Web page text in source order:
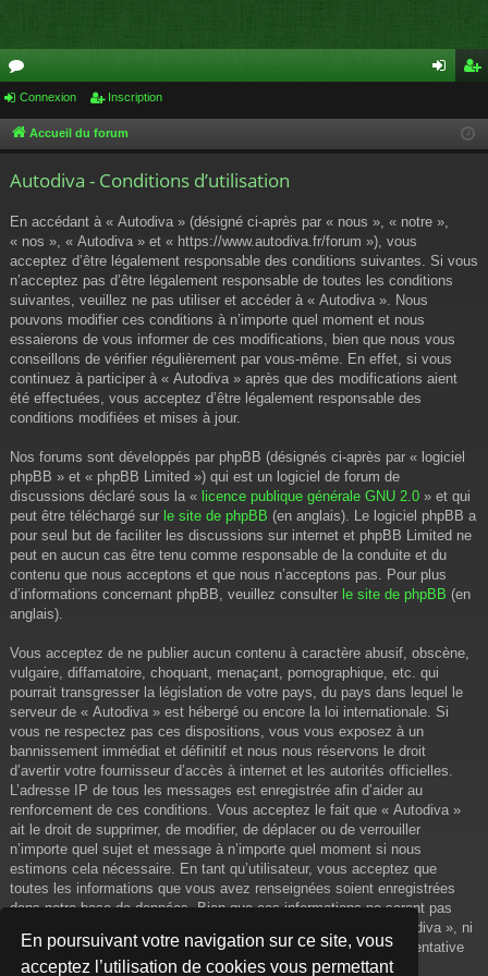
En poursuivant votre navigation sur ce site, vous
acceptez l’utilisation de cookies vous permettant
or
u cri
Connexion Inscription
Accueil du forum
Autodiva - Conditions d’utilisation
En accédant à « Autodiva » (désigné ci-après par « nous », « notre »,
« nos », « Autodiva » et « https://www.autodiva.fr/forum »), vous
acceptez d’être légalement responsable des conditions suivantes. Si vous
n’acceptez pas d’être légalement responsable de toutes les conditions
suivantes, veuillez ne pas utiliser et accéder à « Autodiva ». Nous
pouvons modifier ces conditions à n’importe quel moment et nous
essaierons de vous informer de ces modifications, bien que nous vous
conseillons de vérifier régulièrement par vous-même. En effet, si vous
continuez à participer à « Autodiva » après que des modifications aient
été effectuées, vous acceptez d’être légalement responsable des
conditions modifiées et mises à jour.
Nos forums sont développés par phpBB (désignés ci-après par « logiciel
phpBB » et « phpBB Limited ») qui est un logiciel de forum de
discussions déclaré sous la « licence publique générale GNU 2.0 » et qui
peut être téléchargé sur le site de phpBB (en anglais). Le logiciel phpBB a
pour seul but de faciliter les discussions sur internet et phpBB Limited ne
peut en aucun cas être tenu comme responsable de la conduite et du
contenu que nous acceptons et que nous n’acceptons pas. Pour plus
d’informations concernant phpBB, veuillez consulter le site de phpBB (en
anglais).
Vous acceptez de ne publier aucun contenu à caractère abusif, obscène,
vulgaire, diffamatoire, choquant, menaçant, pornographique, etc. qui
pourrait transgresser la législation de votre pays, du pays dans lequel le
serveur de « Autodiva » est hébergé ou encore la loi internationale. Si
vous ne respectez pas ces dispositions, vous vous exposez à un
bannissement immédiat et définitif et nous nous réservons le droit
d’avertir votre fournisseur d’accès à internet et les autorités officielles.
L’adresse IP de tous les messages est enregistrée afin d’aider au
renforcement de ces conditions. Vous acceptez le fait que « Autodiva »
ait le droit de supprimer, de modifier, de déplacer ou de verrouiller
n’importe quel sujet et message à n’importe quel moment si nous
estimons cela nécessaire. En tant qu’utilisateur, vous acceptez que
toutes les informations que vous avez renseignées soient enregistrées
dans notre base de données. Bien que ces informations ne seront pas
diffusées à une tierce partie sans votre consentement, ni « Autodiva », ni
phpBB, ne pourront être tenus comme responsables en cas de tentative
de piratage informatique visant à compromettre vos données.